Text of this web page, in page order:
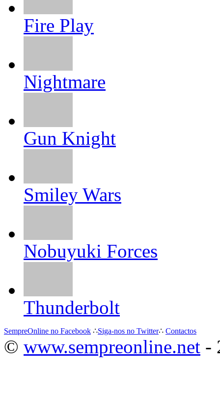
Fire Play
Nightmare
Gun Knight
Smiley Wars
Nobuyuki Forces
Thunderbolt
SempreOnline no Facebook ∴Siga-nos no Twitter∴ Contactos
© www.sempreonline.net -